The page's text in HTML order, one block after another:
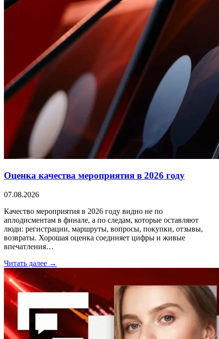
Оценка качества мероприятия в 2026 году
07.08.2026
Качество мероприятия в 2026 году видно не по
аплодисментам в финале, а по следам, которые оставляют
люди: регистрации, маршруты, вопросы, покупки, отзывы,
возвраты. Хорошая оценка соединяет цифры и живые
впечатления…
Читать далее →